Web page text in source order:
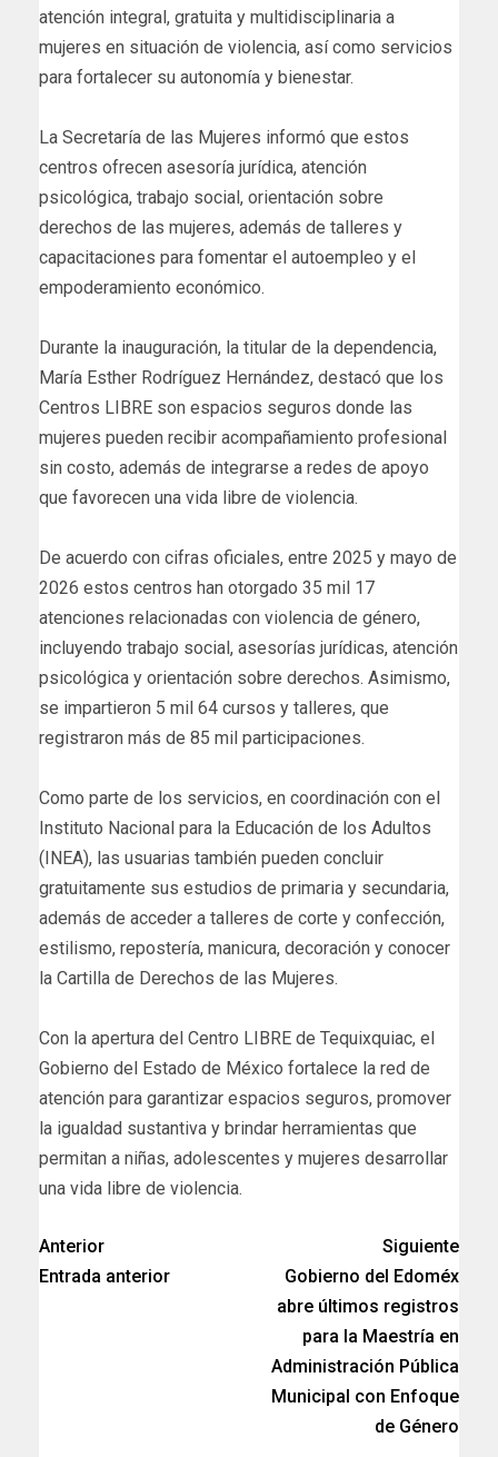
atención integral, gratuita y multidisciplinaria a
mujeres en situación de violencia, así como servicios
para fortalecer su autonomía y bienestar.
La Secretaría de las Mujeres informó que estos
centros ofrecen asesoría jurídica, atención
psicológica, trabajo social, orientación sobre
derechos de las mujeres, además de talleres y
capacitaciones para fomentar el autoempleo y el
empoderamiento económico.
Durante la inauguración, la titular de la dependencia,
María Esther Rodríguez Hernández, destacó que los
Centros LIBRE son espacios seguros donde las
mujeres pueden recibir acompañamiento profesional
sin costo, además de integrarse a redes de apoyo
que favorecen una vida libre de violencia.
De acuerdo con cifras oficiales, entre 2025 y mayo de
2026 estos centros han otorgado 35 mil 17
atenciones relacionadas con violencia de género,
incluyendo trabajo social, asesorías jurídicas, atención
psicológica y orientación sobre derechos. Asimismo,
se impartieron 5 mil 64 cursos y talleres, que
registraron más de 85 mil participaciones.
Como parte de los servicios, en coordinación con el
Instituto Nacional para la Educación de los Adultos
(INEA), las usuarias también pueden concluir
gratuitamente sus estudios de primaria y secundaria,
además de acceder a talleres de corte y confección,
estilismo, repostería, manicura, decoración y conocer
la Cartilla de Derechos de las Mujeres.
Con la apertura del Centro LIBRE de Tequixquiac, el
Gobierno del Estado de México fortalece la red de
atención para garantizar espacios seguros, promover
la igualdad sustantiva y brindar herramientas que
permitan a niñas, adolescentes y mujeres desarrollar
una vida libre de violencia.
Anterior
Entrada anterior
Siguiente
Gobierno del Edoméx
abre últimos registros
para la Maestría en
Administración Pública
Municipal con Enfoque
de Género